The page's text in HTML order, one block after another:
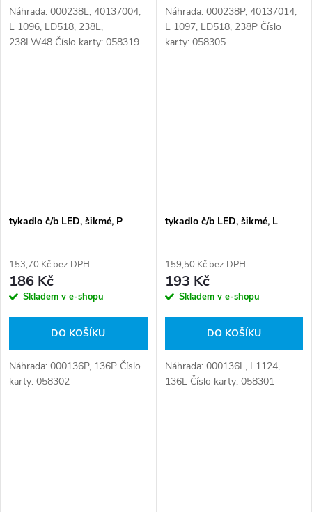
Náhrada: 000238L, 40137004,
L 1096, LD518, 238L,
238LW48 Číslo karty: 058319
Náhrada: 000238P, 40137014,
L 1097, LD518, 238P Číslo
karty: 058305
tykadlo č/b LED, šikmé, P
153,70 Kč bez DPH
186 Kč
Skladem v e-shopu
DO KOŠÍKU
Náhrada: 000136P, 136P Číslo
karty: 058302
tykadlo č/b LED, šikmé, L
159,50 Kč bez DPH
193 Kč
Skladem v e-shopu
DO KOŠÍKU
Náhrada: 000136L, L1124,
136L Číslo karty: 058301